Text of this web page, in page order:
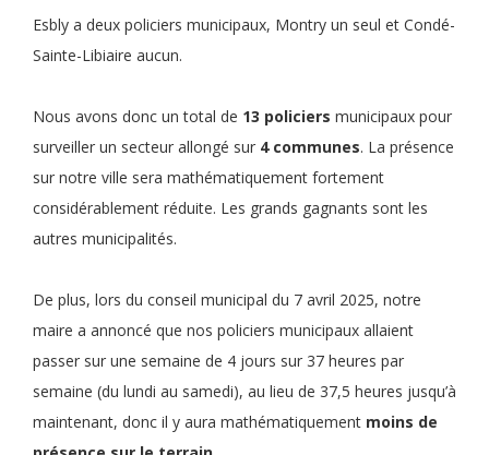
Esbly a deux policiers municipaux, Montry un seul et Condé-
Sainte-Libiaire aucun.
Nous avons donc un total de 13 policiers municipaux pour
surveiller un secteur allongé sur 4 communes. La présence
sur notre ville sera mathématiquement fortement
considérablement réduite. Les grands gagnants sont les
autres municipalités.
De plus, lors du conseil municipal du 7 avril 2025, notre
maire a annoncé que nos policiers municipaux allaient
passer sur une semaine de 4 jours sur 37 heures par
semaine (du lundi au samedi), au lieu de 37,5 heures jusqu’à
maintenant, donc il y aura mathématiquement moins de